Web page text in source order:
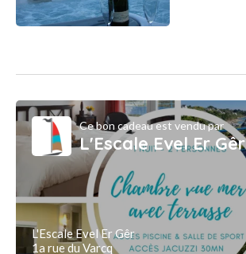
Ce bon cadeau est vendu par
L'Escale Evel Er Gêr
L'Escale Evel Er Gêr
1a rue du Varcq